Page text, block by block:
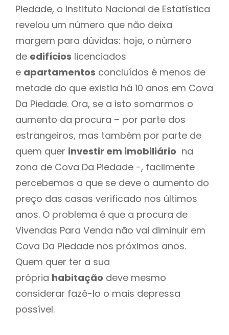
Piedade, o Instituto Nacional de Estatística
revelou um número que não deixa
margem para dúvidas: hoje, o número
de edifícios licenciados
e apartamentos concluídos é menos de
metade do que existia há 10 anos em Cova
Da Piedade. Ora, se a isto somarmos o
aumento da procura – por parte dos
estrangeiros, mas também por parte de
quem quer investir em imobiliário na
zona de Cova Da Piedade -, facilmente
percebemos a que se deve o aumento do
preço das casas verificado nos últimos
anos. O problema é que a procura de
Vivendas Para Venda não vai diminuir em
Cova Da Piedade nos próximos anos.
Quem quer ter a sua
própria habitação deve mesmo
considerar fazê-lo o mais depressa
possível.